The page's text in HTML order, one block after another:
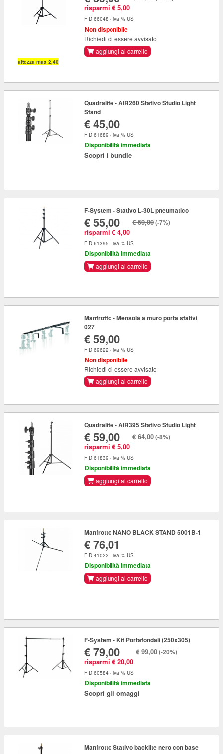
risparmi € 5,00
FID 66048 - iva % US
Non disponibile
Richiedi di essere avvisato
aggiungi al carrello
altezza max 2,40
Quadralite - AIR260 Stativo Studio Light
Stand
€ 45,00
FID 61689 - iva % US
Disponibilità immediata
Scopri i bundle
F-System - Stativo L-30L pneumatico
€ 55,00
risparmi € 4,00
€ 59,00(-7%)
FID 61395 - iva % US
Disponibilità immediata
aggiungi al carrello
Manfrotto - Mensola a muro porta stativi
027
€ 59,00
FID 69622 - iva % US
Non disponibile
Richiedi di essere avvisato
aggiungi al carrello
Quadralite - AIR395 Stativo Studio Light
€ 59,00
risparmi € 5,00
€ 64,00(-8%)
FID 61839 - iva % US
Disponibilità immediata
aggiungi al carrello
Manfrotto NANO BLACK STAND 5001B-1
€ 76,01
FID 41022 - iva % US
Disponibilità immediata
aggiungi al carrello
F-System - Kit Portafondali (250x305)
€ 79,00
risparmi € 20,00
€ 99,00(-20%)
FID 60584 - iva % US
Disponibilità immediata
Scopri gli omaggi
Manfrotto Stativo backlite nero con base